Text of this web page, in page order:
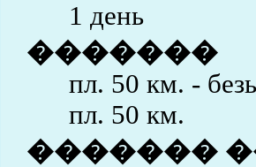
1 день
�������
пл. 50 км. -
пл. 50 км.
�������